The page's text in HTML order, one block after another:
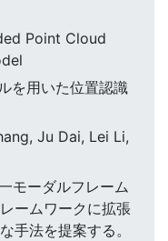
Point Cloud
を用いた位置認識
Ju Dai, Lei Li,
モーダルフレーム
ームワークに拡張
手法を提案する。